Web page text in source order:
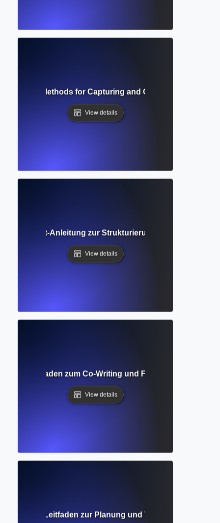
Effective Methods for Capturing and Organizing
View details
für-Schritt-Anleitung zur Strukturierung Ihres
View details
Leitfaden zum Co-Writing und Feedback in
View details
Leitfaden zur Planung und Vorbereitung,